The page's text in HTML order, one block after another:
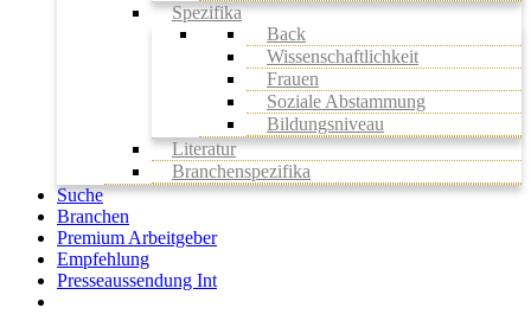
Spezifika
Back
Wissenschaftlichkeit
Frauen
Soziale Abstammung
Bildungsniveau
Literatur
Branchenspezifika
Suche
Branchen
Premium Arbeitgeber
Empfehlung
Presseaussendung Int